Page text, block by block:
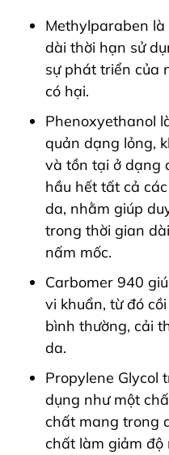
Methylparaben
dài thời hạn sử
sự phát triển của
có hại.
Phenoxyethanol
quản dạng lỏng,
và tồn tại ở dạng
hầu hết tất cả
da, nhằm giúp
trong thời gian
nấm mốc.
Carbomer 940
vi khuẩn, từ đó
bình thường, cải
da.
Propylene Glycol
dụng như một
chất mang trong
chất làm giảm độ